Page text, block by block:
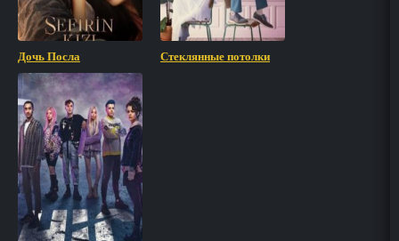
Дочь Посла Стеклянные потолки